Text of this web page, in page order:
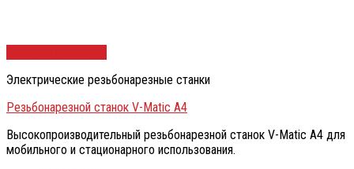
Электрические резьбонарезные станки
Резьбонарезной станок V-Matic A4
Высокопроизводительный резьбонарезной станок V-Matic A4 для
мобильного и стационарного использования.